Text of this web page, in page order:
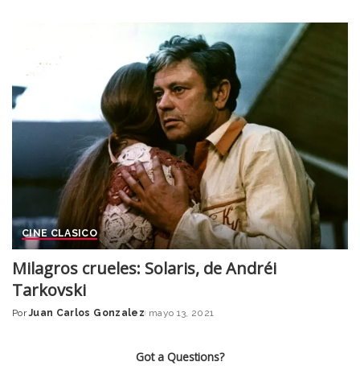
CINE CLASICO
Milagros crueles: Solaris, de Andréi
Tarkovski
Posted
Por Juan Carlos Gonzalez mayo 13, 2021
Got a Questions?